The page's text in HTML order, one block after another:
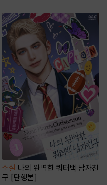
소설 나의 완벽한 쿼터백 남자친
구 [단행본]